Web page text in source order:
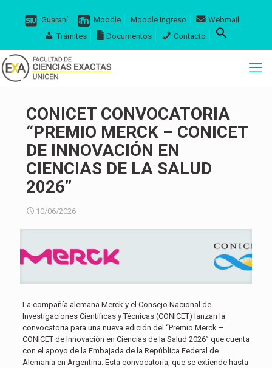
Guaraní Moodle Moodle Ingreso
Webmail
Trámites
Documentos Contacto
CONICET CONVOCATORIA
“PREMIO MERCK – CONICET
DE INNOVACIÓN EN
CIENCIAS DE LA SALUD
2026”
10/06/2026
La compañía alemana Merck y el Consejo Nacional de
Investigaciones Científicas y Técnicas (CONICET) lanzan la
convocatoria para una nueva edición del “Premio Merck –
CONICET de Innovación en Ciencias de la Salud 2026” que cuenta
con el apoyo de la Embajada de la República Federal de
Alemania en Argentina. Esta convocatoria, que se extiende hasta